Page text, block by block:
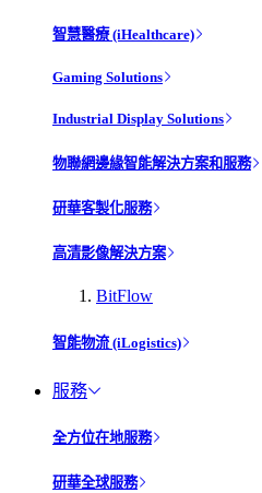
智慧醫療 (iHealthcare)
Gaming Solutions
Industrial Display Solutions
物聯網邊緣智能解決方案和服務
研華客製化服務
高清影像解決方案
BitFlow
智能物流 (iLogistics)
服務
全方位在地服務
研華全球服務